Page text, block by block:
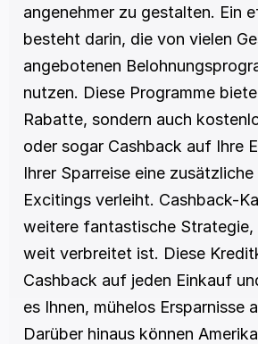
angenehmer zu gestalten. Ein
besteht darin, die von vielen
angebotenen
nutzen. Diese Programme
Rabatte, sondern auch
oder sogar Cashback auf Ihre
Ihrer Sparreise eine
Excitings verleiht. Cashback-
weitere fantastische Strategie,
weit verbreitet ist. Diese
Cashback auf jeden Einkauf
es Ihnen, mühelos Ersparnisse
Darüber hinaus können